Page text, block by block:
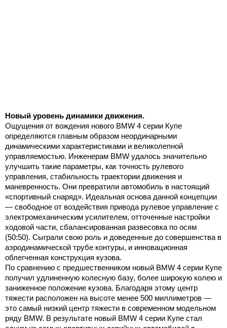
Новый уровень динамики движения.
Ощущения от вождения нового BMW 4 серии Купе
определяются главным образом неординарными
динамическими характеристиками и великолепной
управляемостью. Инженерам BMW удалось значительно
улучшить такие параметры, как точность рулевого
управления, стабильность траектории движения и
маневренность. Они превратили автомобиль в настоящий
«спортивный снаряд». Идеальная основа данной концепции
— свободное от воздействия привода рулевое управление с
электромеханическим усилителем, отточенные настройки
ходовой части, сбалансированная развесовка по осям
(50:50). Сыграли свою роль и доведенные до совершенства в
аэродинамической трубе контуры, и инновационная
облегченная конструкция кузова.
По сравнению с предшественником новый BMW 4 серии Купе
получил удлиненную колесную базу, более широкую колею и
заниженное положение кузова. Благодаря этому центр
тяжести расположен на высоте менее 500 миллиметров —
это самый низкий центр тяжести в современном модельном
ряду BMW. В результате новый BMW 4 серии Купе стал